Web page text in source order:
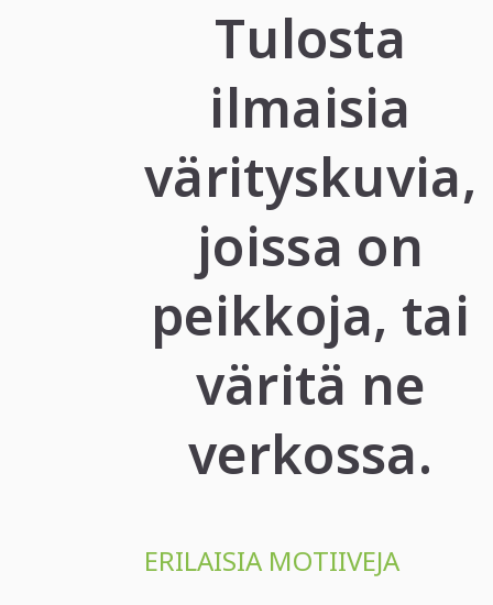
Tulosta
ilmaisia
värityskuvia,
joissa on
peikkoja, tai
väritä ne
verkossa.
ERILAISIA MOTIIVEJA